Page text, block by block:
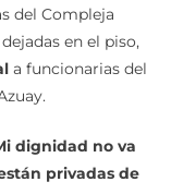
del Compleja
en el piso,
a funcionarias del
dignidad no va
privadas de